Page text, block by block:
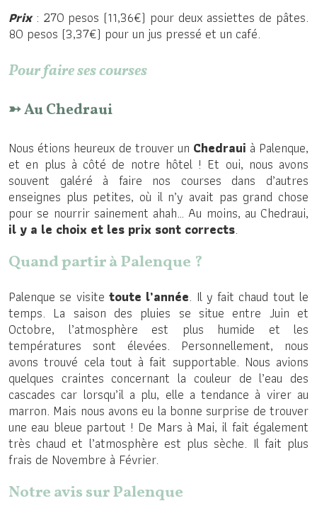
Prix: 270 pesos (11,36€) pour deux assiettes de pâtes.
80 pesos (3,37€) pour un jus pressé et un café.
Pour faire ses courses
➳ Au Chedraui
Nous étions heureux de trouver un Chedraui à Palenque,
et en plus à côté de notre hôtel ! Et oui, nous avons
souvent galéré à faire nos courses dans d’autres
enseignes plus petites, où il n’y avait pas grand chose
pour se nourrir sainement ahah… Au moins, au Chedraui,
il y a le choix et les prix sont corrects.
Quand partir à Palenque ?
Palenque se visite toute l’année. Il y fait chaud tout le
temps. La saison des pluies se situe entre Juin et
Octobre, l’atmosphère est plus humide et les
températures sont élevées. Personnellement, nous
avons trouvé cela tout à fait supportable. Nous avions
quelques craintes concernant la couleur de l’eau des
cascades car lorsqu’il a plu, elle a tendance à virer au
marron. Mais nous avons eu la bonne surprise de trouver
une eau bleue partout ! De Mars à Mai, il fait également
très chaud et l’atmosphère est plus sèche. Il fait plus
frais de Novembre à Février.
Notre avis sur Palenque